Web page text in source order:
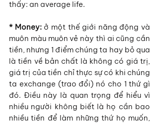
thấy: an average life.
* Money: ở một thế giới năng động và
muôn màu muôn vẻ này thì ai cũng cần
tiền, nhưng 1 điểm chúng ta hay bỏ qua
là tiền về bản chất là không có giá trị,
giá trị của tiền chỉ thực sự có khi chúng
ta exchange (trao đổi) nó cho 1 thứ gì
đó. Điều này là quan trọng để hiểu vì
nhiều người không biết là họ cần bao
nhiều tiền để làm những thứ họ muốn,